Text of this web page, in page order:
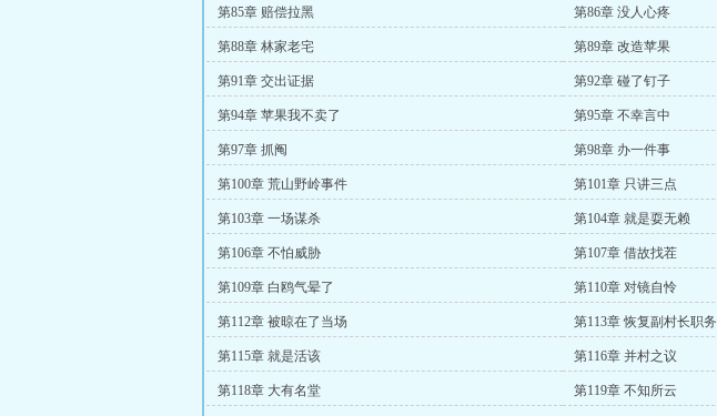
第85章 赔偿拉黑 第86章 没人心疼
第88章 林家老宅 第89章 改造苹果
第91章 交出证据 第92章 碰了钉子
第94章 苹果我不卖了 第95章 不幸言中
第97章 抓阄 第98章 办一件事
第100章 荒山野岭事件 第101章 只讲三点
第103章 一场谋杀 第104章 就是耍无赖
第106章 不怕威胁 第107章 借故找茬
第109章 白鸥气晕了 第110章 对镜自怜
第112章 被晾在了当场 第113章 恢复副村长职务
第115章 就是活该 第116章 并村之议
第118章 大有名堂 第119章 不知所云